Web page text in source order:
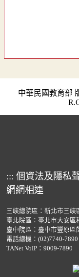
中華民國教育部
::: 個資法及隱私
網網相連
三峽總院區：新北市三峽
臺北院區：臺北市大安區
臺中院區：臺中市豐原區
電話總機： (02)7740-7890
TANet VoIP：9009-7890